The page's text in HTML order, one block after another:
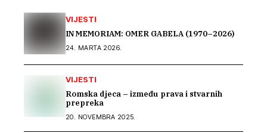
VIJESTI
IN MEMORIAM: OMER GABELA (1970–2026)
24. MARTA 2026.
VIJESTI
Romska djeca – između prava i stvarnih
prepreka
20. NOVEMBRA 2025.